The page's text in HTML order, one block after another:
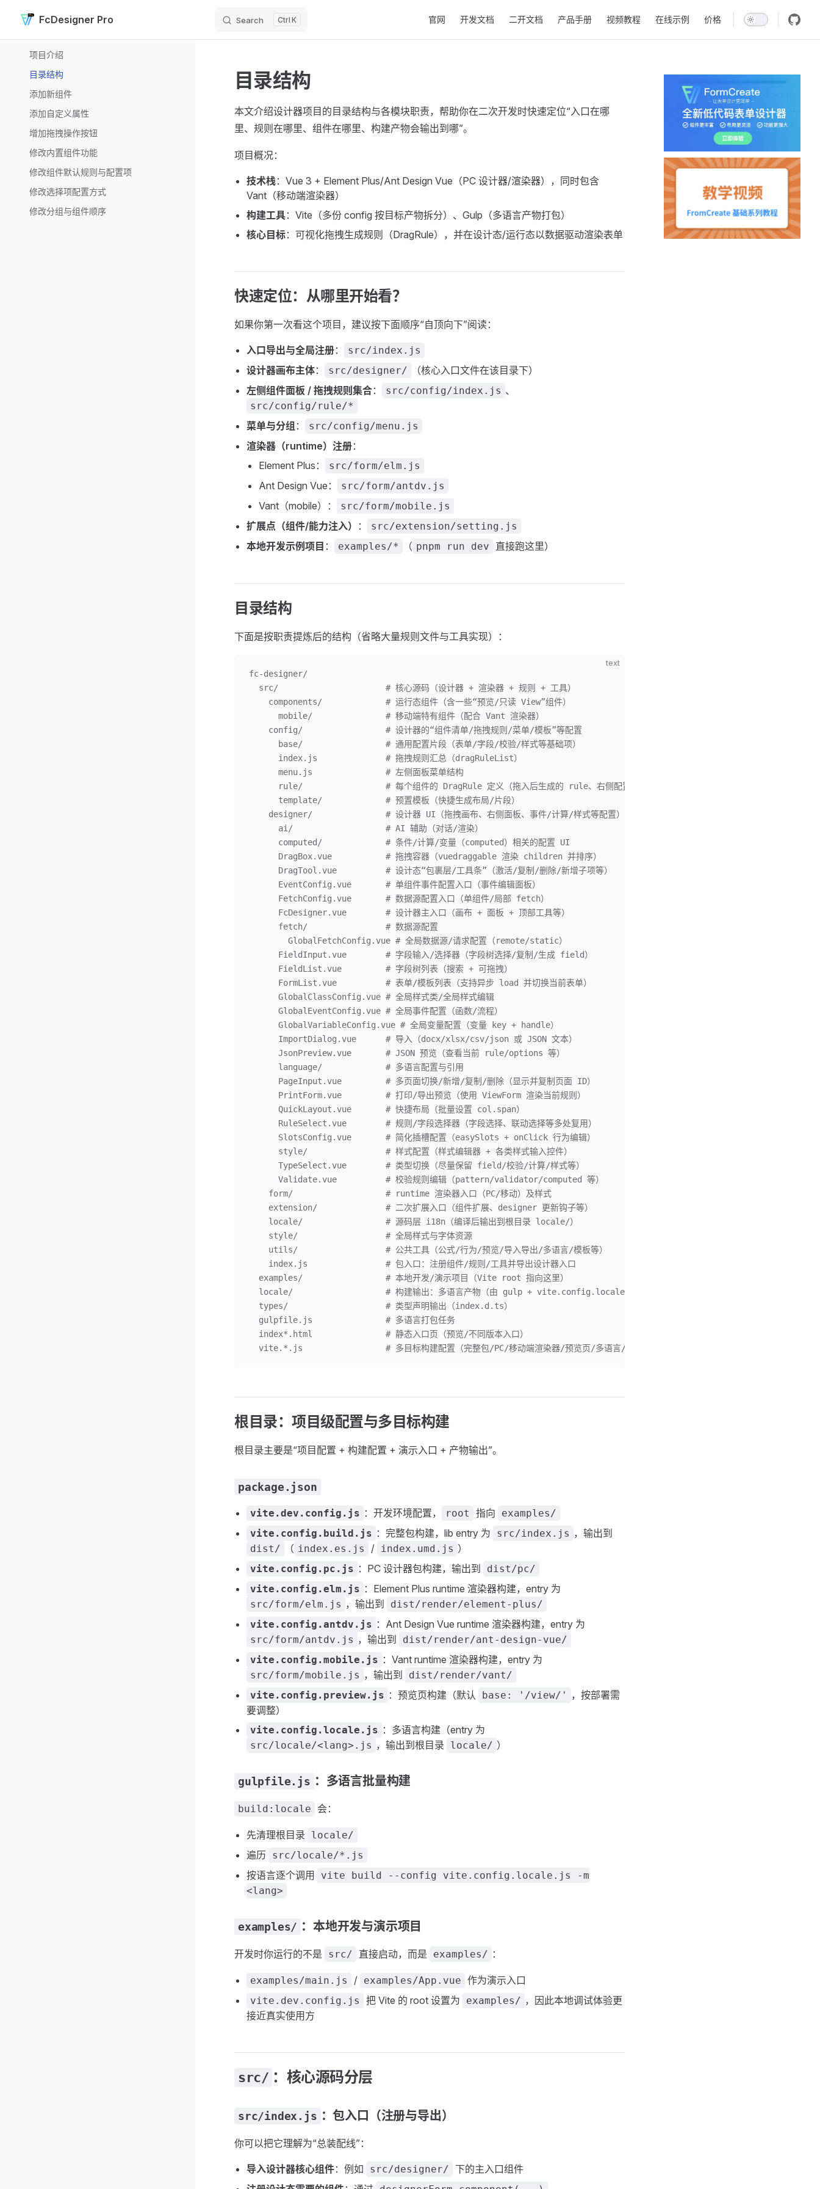
Skip to content
FcDesigner Pro Search K 官网 开发文档 二开文档 产品手册 视频教程 在线示例 价格
项目介绍
目录结构
添加新组件
添加自定义属性
增加拖拽操作按钮
修改内置组件功能
修改组件默认规则与配置项
修改选择项配置方式
修改分组与组件顺序
目录结构
本文介绍设计器项目的目录结构与各模块职责，帮助你在二次开发时快速定位“入口在哪
里、规则在哪里、组件在哪里、构建产物会输出到哪”。
项目概况：
技术栈：Vue 3 + Element Plus/Ant Design Vue（PC 设计器/渲染器），同时包含
Vant（移动端渲染器）
构建工具：Vite（多份 config 按目标产物拆分）、Gulp（多语言产物打包）
核心目标：可视化拖拽生成规则（DragRule），并在设计态/运行态以数据驱动渲染表单
快速定位：从哪里开始看？
如果你第一次看这个项目，建议按下面顺序“自顶向下”阅读：
入口导出与全局注册： src/index.js
设计器画布主体： src/designer/
（核心入口文件在该目录下）
左侧组件面板 / 拖拽规则集合： src/config/index.js 、
src/config/rule/*
菜单与分组 ： src/config/menu.js
渲染器（runtime）注册：
Element Plus：
src/form/elm.js
Ant Design Vue： src/form/antdv.js
Vant（mobile）： src/form/mobile.js
扩展点（组件/能力注入） ： src/extension/setting.js
本地开发示例项目 ： examples/* （ pnpm run dev 直接跑这里）
目录结构
下面是按职责提炼后的结构（省略大量规则文件与工具实现）：
text
fc-designer/
  src/                      # 核心源码（设计器 + 渲染器 + 规则 + 工具）
    components/             # 运行态组件（含一些“预览/只读 View”组件）
      mobile/               # 移动端特有组件（配合 Vant 渲染器）
    config/                 # 设计器的“组件清单/拖拽规则/菜单/模板”等配置
      base/                 # 通用配置片段（表单/字段/校验/样式等基础项）
      index.js              # 拖拽规则汇总（dragRuleList）
      menu.js               # 左侧面板菜单结构
      rule/                 # 每个组件的 DragRule 定义（拖入后生成的 rule、右侧配置项等）
      template/             # 预置模板（快捷生成布局/片段）
    designer/               # 设计器 UI（拖拽画布、右侧面板、事件/计算/样式等配置）
      ai/                   # AI 辅助（对话/渲染）
      computed/             # 条件/计算/变量（computed）相关的配置 UI
      DragBox.vue           # 拖拽容器（vuedraggable 渲染 children 并排序）
      DragTool.vue          # 设计态“包裹层/工具条”（激活/复制/删除/新增子项等）
      EventConfig.vue       # 单组件事件配置入口（事件编辑面板）
      FetchConfig.vue       # 数据源配置入口（单组件/局部 fetch）
      FcDesigner.vue        # 设计器主入口（画布 + 面板 + 顶部工具等）
      fetch/                # 数据源配置
        GlobalFetchConfig.vue # 全局数据源/请求配置（remote/static）
      FieldInput.vue        # 字段输入/选择器（字段树选择/复制/生成 field）
      FieldList.vue         # 字段树列表（搜索 + 可拖拽）
      FormList.vue          # 表单/模板列表（支持异步 load 并切换当前表单）
      GlobalClassConfig.vue # 全局样式类/全局样式编辑
      GlobalEventConfig.vue # 全局事件配置（函数/流程）
      GlobalVariableConfig.vue # 全局变量配置（变量 key + handle）
      ImportDialog.vue      # 导入（docx/xlsx/csv/json 或 JSON 文本）
      JsonPreview.vue       # JSON 预览（查看当前 rule/options 等）
      language/             # 多语言配置与引用
      PageInput.vue         # 多页面切换/新增/复制/删除（显示并复制页面 ID）
      PrintForm.vue         # 打印/导出预览（使用 ViewForm 渲染当前规则）
      QuickLayout.vue       # 快捷布局（批量设置 col.span）
      RuleSelect.vue        # 规则/字段选择器（字段选择、联动选择等多处复用）
      SlotsConfig.vue       # 简化插槽配置（easySlots + onClick 行为编辑）
      style/                # 样式配置（样式编辑器 + 各类样式输入控件）
      TypeSelect.vue        # 类型切换（尽量保留 field/校验/计算/样式等）
      Validate.vue          # 校验规则编辑（pattern/validator/computed 等）
    form/                   # runtime 渲染器入口（PC/移动）及样式
    extension/              # 二次扩展入口（组件扩展、designer 更新钩子等）
    locale/                 # 源码层 i18n（编译后输出到根目录 locale/）
    style/                  # 全局样式与字体资源
    utils/                  # 公共工具（公式/行为/预览/导入导出/多语言/模板等）
    index.js                # 包入口：注册组件/规则/工具并导出设计器入口
  examples/                 # 本地开发/演示项目（Vite root 指向这里）
  locale/                   # 构建输出：多语言产物（由 gulp + vite.config.locale.js 生成）
  types/                    # 类型声明输出（index.d.ts）
  gulpfile.js               # 多语言打包任务
  index*.html               # 静态入口页（预览/不同版本入口）
  vite.*.js                 # 多目标构建配置（完整包/PC/移动端渲染器/预览页/多语言/试用版等）
根目录：项目级配置与多目标构建
根目录主要是“项目配置 + 构建配置 + 演示入口 + 产物输出”。
package.json
vite.dev.config.js ：开发环境配置， root 指向
examples/
vite.config.build.js ：完整包构建，lib entry 为 src/index.js ，输出到
dist/ （ index.es.js / index.umd.js ）
vite.config.pc.js ：PC 设计器包构建，输出到
dist/pc/
vite.config.elm.js ：Element Plus runtime 渲染器构建，entry 为
src/form/elm.js ，输出到
dist/render/element-plus/
vite.config.antdv.js ：Ant Design Vue runtime 渲染器构建，entry 为
src/form/antdv.js ，输出到
dist/render/ant-design-vue/
vite.config.mobile.js ：Vant runtime 渲染器构建，entry 为
src/form/mobile.js ，输出到
dist/render/vant/
vite.config.preview.js ：预览页构建（默认 base: '/view/'
，按部署需
要调整）
vite.config.locale.js ：多语言构建（entry 为
src/locale/<lang>.js ，输出到根目录 locale/ ）
gulpfile.js ：多语言批量构建
build:locale 会：
先清理根目录 locale/
遍历 src/locale/*.js
按语言逐个调用
vite build --config vite.config.locale.js -m
<lang>
examples/ ：本地开发与演示项目
开发时你运行的不是 src/ 直接启动，而是 examples/ ：
examples/main.js / examples/App.vue 作为演示入口
vite.dev.config.js 把 Vite 的 root 设置为 examples/ ，因此本地调试体验更
接近真实使用方
src/ ：核心源码分层
src/index.js ：包入口（注册与导出）
你可以把它理解为“总装配线”：
导入设计器核心组件：例如 src/designer/ 下的主入口组件